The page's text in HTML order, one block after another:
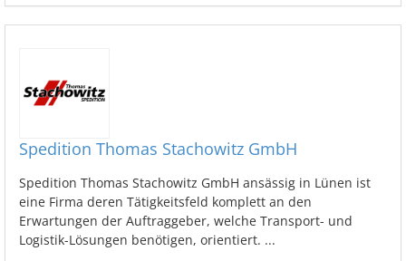
Spedition Thomas Stachowitz GmbH
Spedition Thomas Stachowitz GmbH ansässig in Lünen ist
eine Firma deren Tätigkeitsfeld komplett an den
Erwartungen der Auftraggeber, welche Transport- und
Logistik-Lösungen benötigen, orientiert. ...